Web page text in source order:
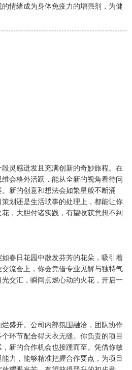
情绪成为身体免疫力的增强剂，为健
灵感迸发且充满创新的奇妙旅程。在
会格外活跃，能从全新的视角看待问
新的创意和想法会如繁星般不断涌
划还是生活琐事的处理上，都能让你
，大胆付诸实践，有望收获意想不到
春日花园中散发芬芳的花朵，吸引着
流会上，你会凭借专业见解与独特气
交汇，瞬间点燃心动的火花，开启一
盛开。公司内部氛围融洽，团队协作
环节配合得天衣无缝。你负责的项目
新的合作机会也接踵而至。凭借你敏
力，能够精准把握合作要点，为项目